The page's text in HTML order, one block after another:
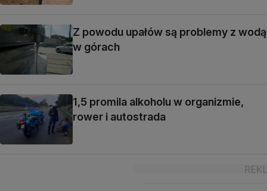
Z powodu upałów są problemy z wodą
w górach
1,5 promila alkoholu w organizmie,
rower i autostrada